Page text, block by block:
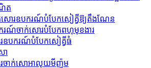
ត
សោរឧបករណ៍បំបែកសៀគ្វីឱ្យតឹងណែន
រណ៍ចាក់សោរបំបែកពហុមុខងារ
ឧបករណ៍​បំបែក​សៀគ្វី​ធំ
ោ
ចាក់សោអាលុយមីញ៉ូម